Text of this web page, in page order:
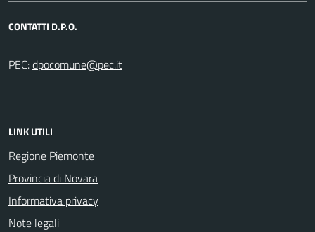
CONTATTI D.P.O.
PEC:
LINK UTILI
Regione Piemonte
Provincia di Novara
Informativa privacy
Note legali